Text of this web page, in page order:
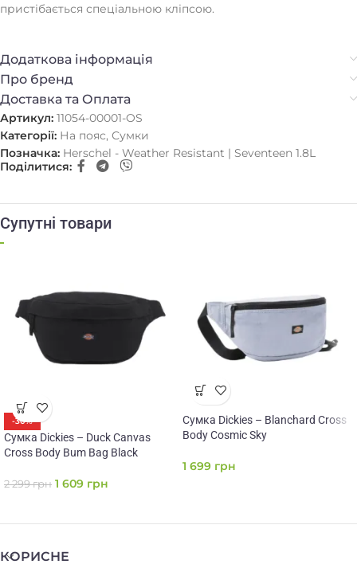
пристібається спеціальною кліпсою.
Додаткова інформація
Про бренд
Доставка та Оплата
Артикул: 11054-00001-OS
Категорії: На пояс, Сумки
Позначка: Herschel - Weather Resistant | Seventeen 1.8L
Поділитися:
Супутні товари
-30%
Сумка Dickies – Duck Canvas
Cross Body Bum Bag Black
2 299грн 1 609 грн
Сумка Dickies – Blanchard Cross
Body Cosmic Sky
1 699 грн
КОРИСНЕ